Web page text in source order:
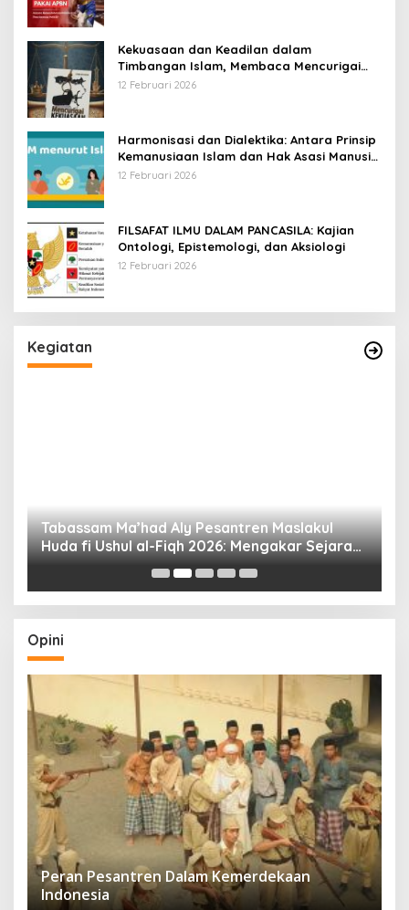
Kekuasaan dan Keadilan dalam
Timbangan Islam, Membaca Mencurigai
Kekuasaan Karya Fitron Nur Iksan
12 Februari 2026
Harmonisasi dan Dialektika: Antara Prinsip
Kemanusiaan Islam dan Hak Asasi Manusia
Universal
12 Februari 2026
FILSAFAT ILMU DALAM PANCASILA: Kajian
Ontologi, Epistemologi, dan Aksiologi
12 Februari 2026
Kegiatan
Tabassam Ma’had Aly Pesantren Maslakul
Huda fi Ushul al-Fiqh 2026: Mengakar Sejarah,
Menjangkau Peradaban”
Opini
Peran Pesantren Dalam Kemerdekaan
Indonesia